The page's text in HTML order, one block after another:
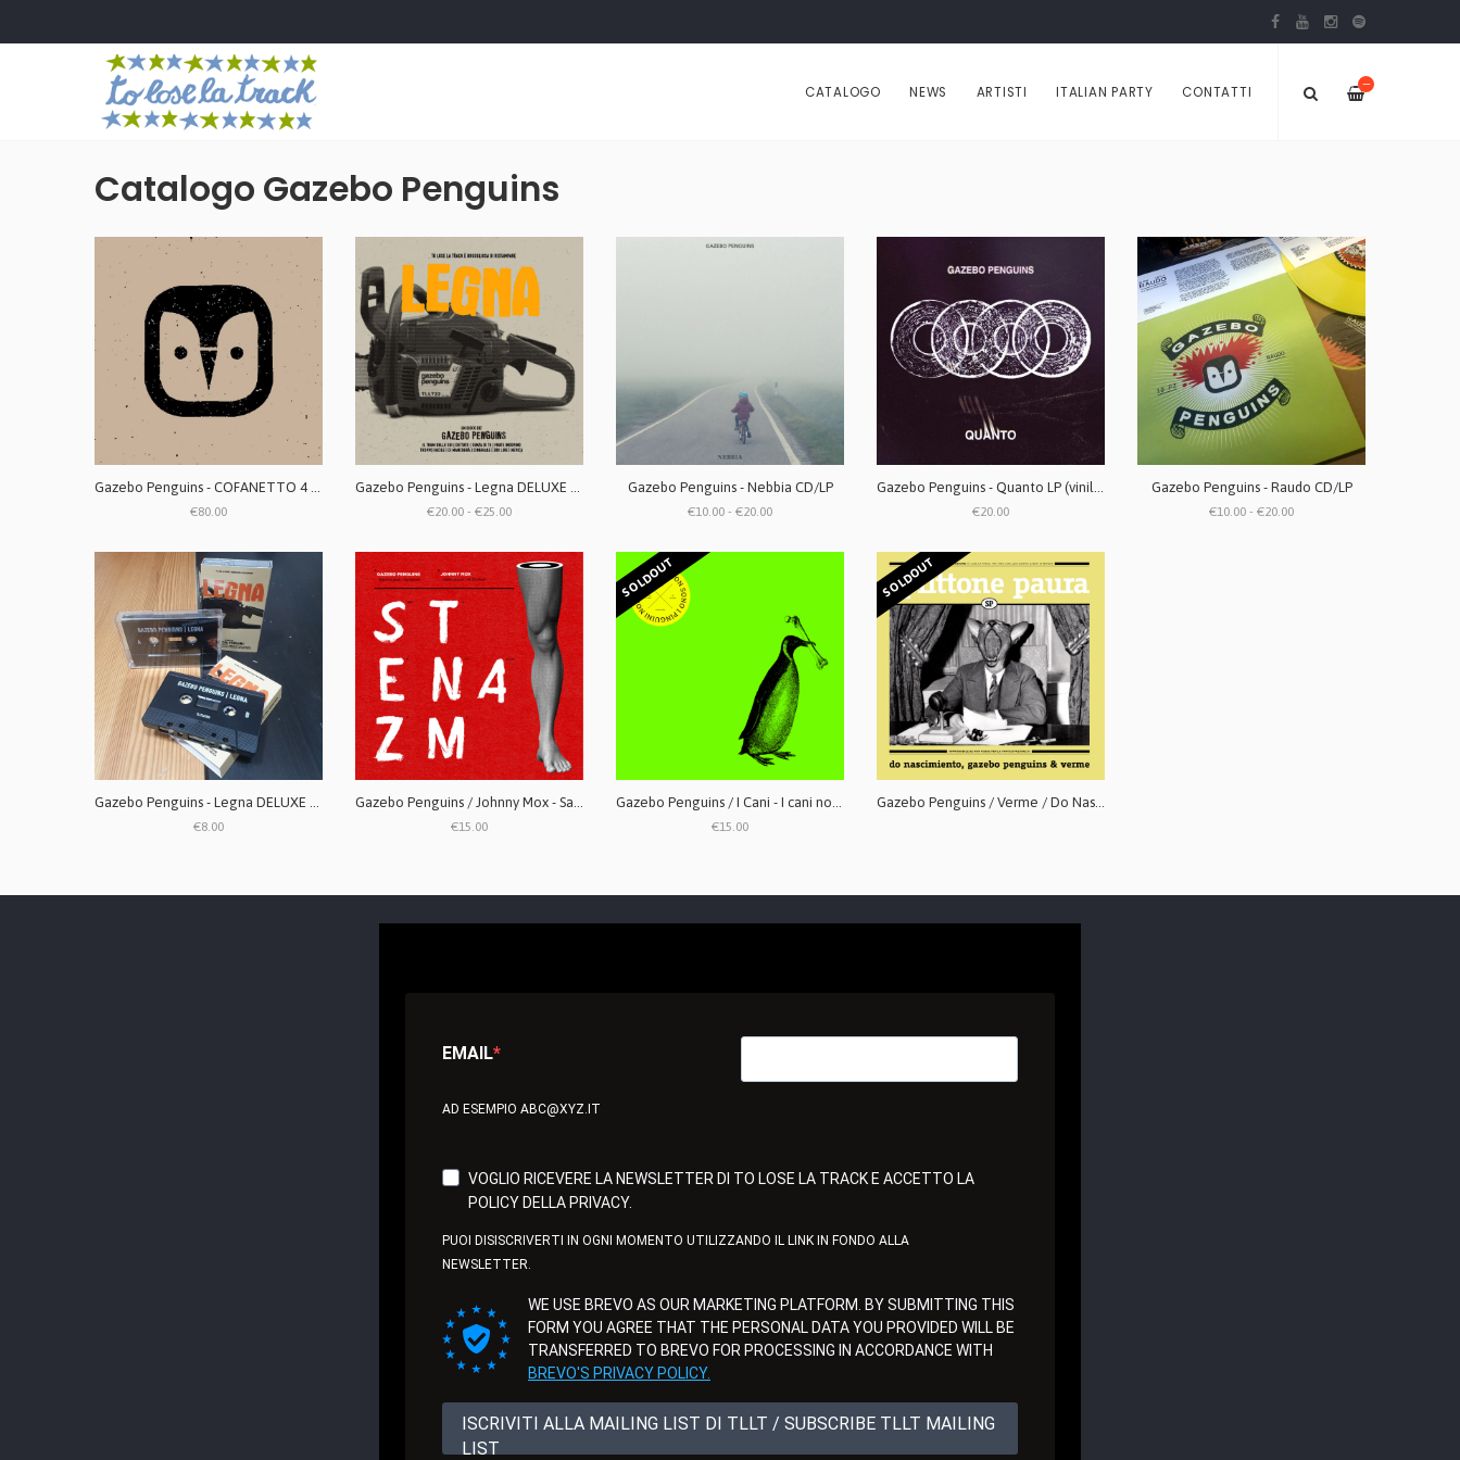
—
CATALOGO NEWS ARTISTI ITALIAN PARTY CONTATTI
Catalogo Gazebo Penguins
€80.00 €20.00 - €25.00
Gazebo Penguins - Nebbia CD/LP
€10.00 - €20.00 €20.00
Gazebo Penguins - Raudo CD/LP
€10.00 - €20.00
€8.00 €15.00
SOLDOUT
€15.00
SOLDOUT
EMAIL
AD ESEMPIO ABC@XYZ.IT
VOGLIO RICEVERE LA NEWSLETTER DI TO LOSE LA TRACK E ACCETTO LA
POLICY DELLA PRIVACY.
PUOI DISISCRIVERTI IN OGNI MOMENTO UTILIZZANDO IL LINK IN FONDO ALLA
NEWSLETTER.
WE USE BREVO AS OUR MARKETING PLATFORM. BY SUBMITTING THIS
FORM YOU AGREE THAT THE PERSONAL DATA YOU PROVIDED WILL BE
TRANSFERRED TO BREVO FOR PROCESSING IN ACCORDANCE WITH
BREVO'S PRIVACY POLICY.
ISCRIVITI ALLA MAILING LIST DI TLLT / SUBSCRIBE TLLT MAILING
LIST